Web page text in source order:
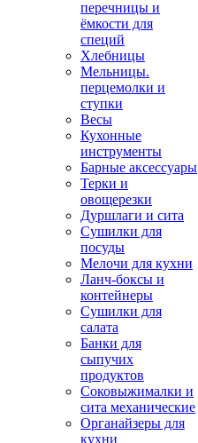
перечницы и
ёмкости для
специй
Хлебницы
Мельницы.
перцемолки и
ступки
Весы
Кухонные
инструменты
Барные аксессуары
Терки и
овощерезки
Дуршлаги и сита
Сушилки для
посуды
Мелочи для кухни
Ланч-боксы и
контейнеры
Сушилки для
салата
Банки для
сыпучих
продуктов
Соковыжималки и
сита механические
Органайзеры для
кухни